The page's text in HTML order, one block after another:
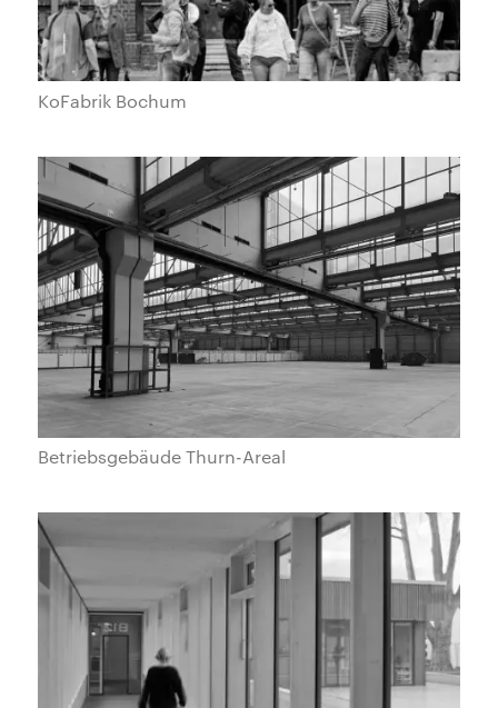
KoFabrik Bochum
Betriebsgebäude Thurn-Areal